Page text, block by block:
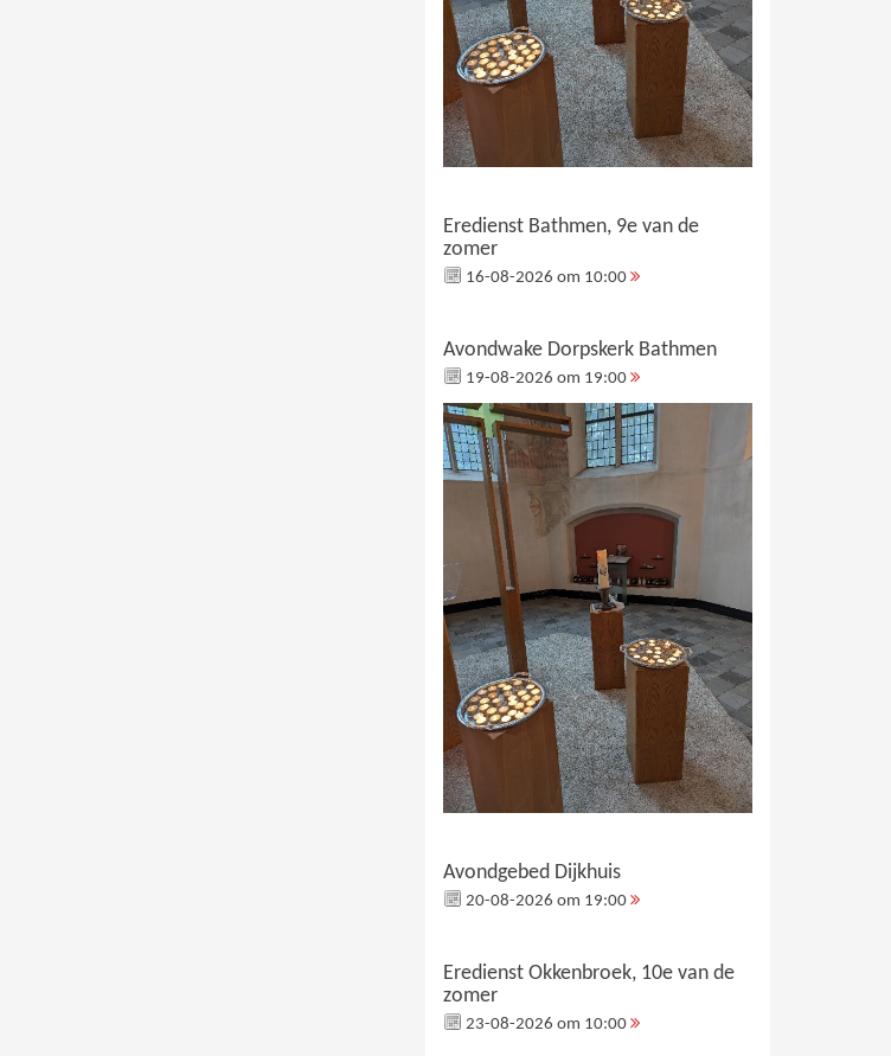
Eredienst Bathmen, 9e van de
zomer
16-08-2026 om 10:00
Avondwake Dorpskerk Bathmen
19-08-2026 om 19:00
Avondgebed Dijkhuis
20-08-2026 om 19:00
Eredienst Okkenbroek, 10e van de
zomer
23-08-2026 om 10:00